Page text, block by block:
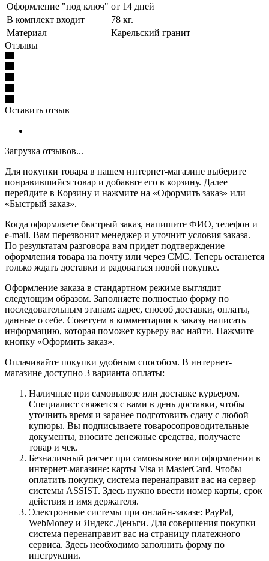
Оформление "под ключ" от 14 дней
В комплект входит
78 кг.
Материал
Карельский гранит
Отзывы
Оставить отзыв
Загрузка отзывов...
Для покупки товара в нашем интернет-магазине выберите
понравившийся товар и добавьте его в корзину. Далее
перейдите в Корзину и нажмите на «Оформить заказ» или
«Быстрый заказ».
Когда оформляете быстрый заказ, напишите ФИО, телефон и
e-mail. Вам перезвонит менеджер и уточнит условия заказа.
По результатам разговора вам придет подтверждение
оформления товара на почту или через СМС. Теперь останется
только ждать доставки и радоваться новой покупке.
Оформление заказа в стандартном режиме выглядит
следующим образом. Заполняете полностью форму по
последовательным этапам: адрес, способ доставки, оплаты,
данные о себе. Советуем в комментарии к заказу написать
информацию, которая поможет курьеру вас найти. Нажмите
кнопку «Оформить заказ».
Оплачивайте покупки удобным способом. В интернет-
магазине доступно 3 варианта оплаты:
Наличные при самовывозе или доставке курьером.
Специалист свяжется с вами в день доставки, чтобы
уточнить время и заранее подготовить сдачу с любой
купюры. Вы подписываете товаросопроводительные
документы, вносите денежные средства, получаете
товар и чек.
Безналичный расчет при самовывозе или оформлении в
интернет-магазине: карты Visa и MasterCard. Чтобы
оплатить покупку, система перенаправит вас на сервер
системы ASSIST. Здесь нужно ввести номер карты, срок
действия и имя держателя.
Электронные системы при онлайн-заказе: PayPal,
WebMoney и Яндекс.Деньги. Для совершения покупки
система перенаправит вас на страницу платежного
сервиса. Здесь необходимо заполнить форму по
инструкции.